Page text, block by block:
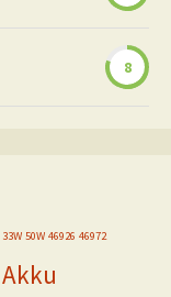
8
33W 50W 46926 46972
Akku